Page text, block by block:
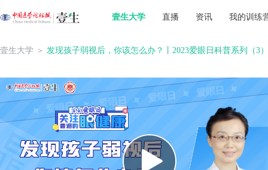
壹生大学 直播 资讯 我的训练
壹生大学 ＞ 发现孩子弱视后，你该怎么办？丨2023爱眼日科普系列（3）